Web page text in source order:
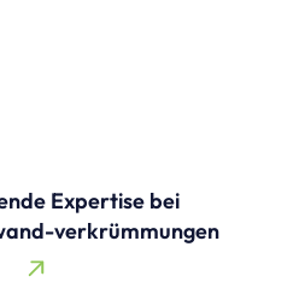
Expertise bei
verkrümmungen